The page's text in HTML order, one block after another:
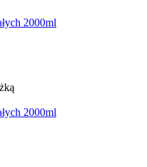
2000ml
2000ml